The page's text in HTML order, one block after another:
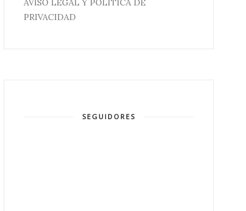
AVISO LEGAL Y POLÍTICA DE
PRIVACIDAD
SEGUIDORES